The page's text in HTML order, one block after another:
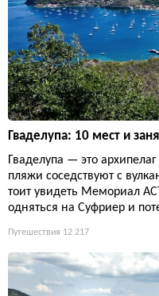
Гваделупа: 10 мест и
Гваделупа — это
пляжи соседствуют с
тоит увидеть Мемориал
одняться на Суфриер и
Путешествия 12 217